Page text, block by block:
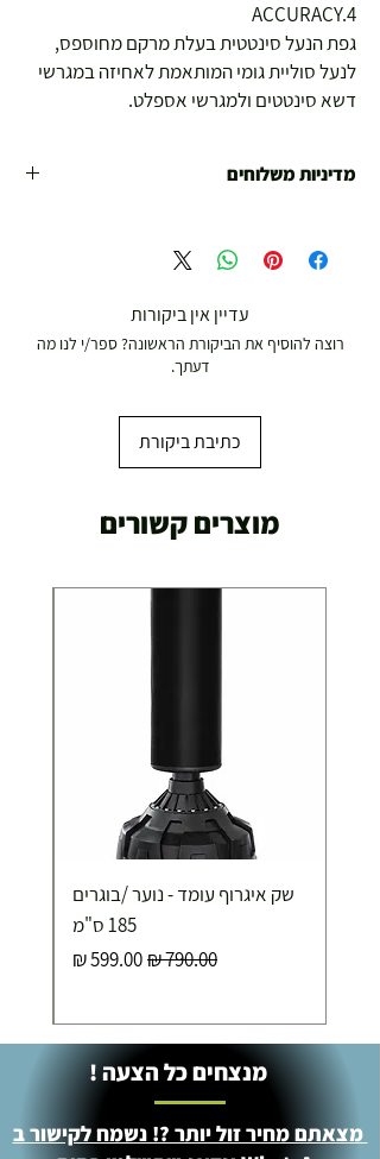
ACCURACY.4
גפת הנעל סינטטית בעלת מרקם מחוספס,
לנעל סוליית גומי המותאמת לאחיזה במגרשי
דשא סינטטים ולמגרשי אספלט.
מדיניות משלוחים
19.00 ₪
משלוח מהיר עד הבית ( עד 20 ק"ג)
תוספת התקנה למכשירי כושר / מתקני חצר ושולחנות
איסוף עצמי ללא עלות מסניף טבריה . רחוב העצמאות 5
מוצרי כושר ( בלבד) ניתן לאסוף ממחסני החברה בת"א
עדיין אין ביקורות
רוצה להוסיף את הביקורת הראשונה? ספר/י לנו מה
דעתך.
כתיבת ביקורת
מוצרים קשורים
שק איגרוף עומד - נוער /בוגרים
185 ס"מ
מחיר רגילמחיר מבצע
מנצחים כל הצעה !
מצאתם מחיר זול יותר ?! נשמח לקישור ב